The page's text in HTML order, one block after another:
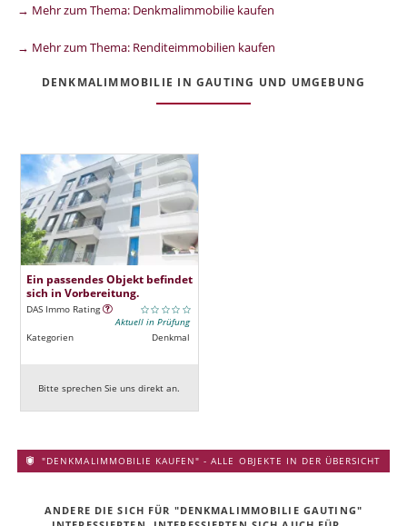
→ Mehr zum Thema: Denkmalimmobilie kaufen
→ Mehr zum Thema: Renditeimmobilien kaufen
DENKMALIMMOBILIE IN GAUTING UND UMGEBUNG
Ein passendes Objekt befindet
sich in Vorbereitung.
DAS Immo Rating
Aktuell in Prüfung
Kategorien
Denkmal
Bitte sprechen Sie uns direkt an.
"DENKMALIMMOBILIE KAUFEN" - ALLE OBJEKTE IN DER ÜBERSICHT
ANDERE DIE SICH FÜR "DENKMALIMMOBILIE GAUTING"